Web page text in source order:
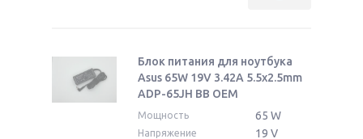
Блок питания для ноутбука
Asus 65W 19V 3.42A 5.5x2.5mm
ADP-65JH BB OEM
Мощность 65 W
Напряжение 19 V